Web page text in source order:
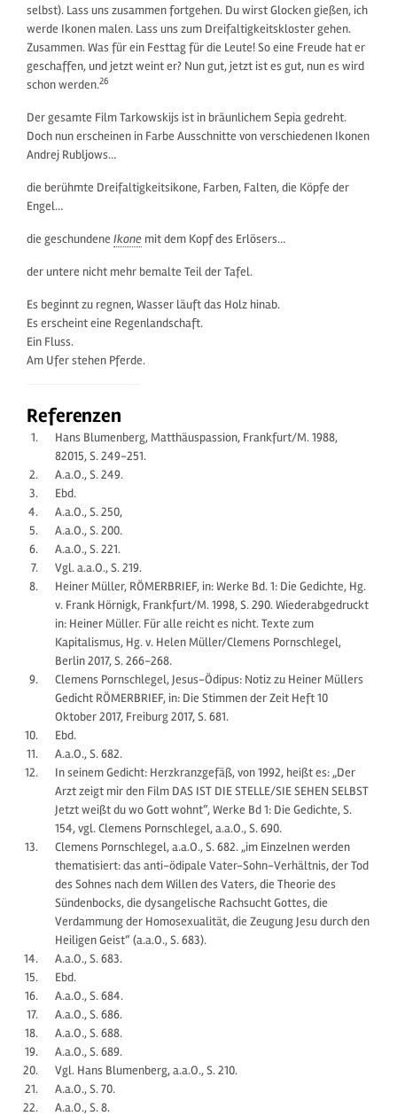
selbst). Lass uns zusammen fortgehen. Du wirst Glocken gießen, ich
werde Ikonen malen. Lass uns zum Dreifaltigkeitskloster gehen.
Zusammen. Was für ein Festtag für die Leute! So eine Freude hat er
geschaffen, und jetzt weint er? Nun gut, jetzt ist es gut, nun es wird
schon werden.26
Der gesamte Film Tarkowskijs ist in bräunlichem Sepia gedreht.
Doch nun erscheinen in Farbe Ausschnitte von verschiedenen Ikonen
Andrej Rubljows…
die berühmte Dreifaltigkeitsikone, Farben, Falten, die Köpfe der
Engel…
die geschundene Ikone mit dem Kopf des Erlösers…
der untere nicht mehr bemalte Teil der Tafel.
Es beginnt zu regnen, Wasser läuft das Holz hinab.
Es erscheint eine Regenlandschaft.
Ein Fluss.
Am Ufer stehen Pferde.
Referenzen
Hans Blumenberg, Matthäuspassion, Frankfurt/M. 1988,
82015, S. 249-251.
A.a.O., S. 249.
Ebd.
A.a.O., S. 250,
A.a.O., S. 200.
A.a.O., S. 221.
Vgl. a.a.O., S. 219.
Heiner Müller, RÖMERBRIEF, in: Werke Bd. 1: Die Gedichte, Hg.
v. Frank Hörnigk, Frankfurt/M. 1998, S. 290. Wiederabgedruckt
in: Heiner Müller. Für alle reicht es nicht. Texte zum
Kapitalismus, Hg. v. Helen Müller/Clemens Pornschlegel,
Berlin 2017, S. 266-268.
Clemens Pornschlegel, Jesus-Ödipus: Notiz zu Heiner Müllers
Gedicht RÖMERBRIEF, in: Die Stimmen der Zeit Heft 10
Oktober 2017, Freiburg 2017, S. 681.
Ebd.
A.a.O., S. 682.
In seinem Gedicht: Herzkranzgefäß, von 1992, heißt es: „Der
Arzt zeigt mir den Film DAS IST DIE STELLE/SIE SEHEN SELBST
Jetzt weißt du wo Gott wohnt“, Werke Bd 1: Die Gedichte, S.
154, vgl. Clemens Pornschlegel, a.a.O., S. 690.
Clemens Pornschlegel, a.a.O., S. 682. „im Einzelnen werden
thematisiert: das anti-ödipale Vater-Sohn-Verhältnis, der Tod
des Sohnes nach dem Willen des Vaters, die Theorie des
Sündenbocks, die dysangelische Rachsucht Gottes, die
Verdammung der Homosexualität, die Zeugung Jesu durch den
Heiligen Geist“ (a.a.O., S. 683).
A.a.O., S. 683.
Ebd.
A.a.O., S. 684.
A.a.O., S. 686.
A.a.O., S. 688.
A.a.O., S. 689.
Vgl. Hans Blumenberg, a.a.O., S. 210.
A.a.O., S. 70.
A.a.O., S. 8.